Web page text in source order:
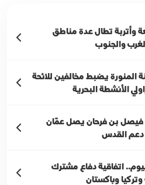
وأتربة تطال عدة مناطق
والجنوب
المنورة يضبط مخالفين للائحة
الأنشطة البحرية
فيصل بن فرحان يصل عمّان
دعم القدس
اتفاقية دفاع مشترك
وباكستان